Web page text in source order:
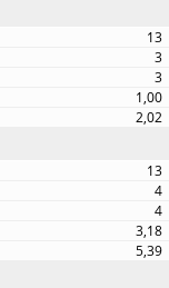
13
3
3
1,00
2,02
13
4
4
3,18
5,39